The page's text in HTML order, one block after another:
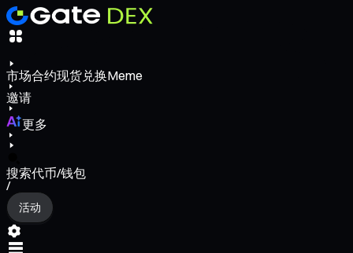
市场合约现货兑换Meme
邀请
更多
搜索代币/钱包
/
活动